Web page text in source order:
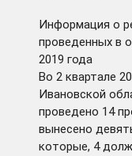
Информация о
проведенных в
2019 года
Во 2 квартале
Ивановской
проведено 14
вынесено
которые, 4